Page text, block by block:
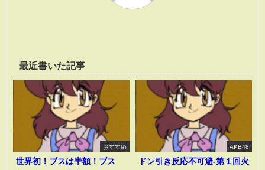
最近書いた記事
おすすめ
世界初！ブスは半額！ブス
AKB48
ドン引き反応不可避-第１回火